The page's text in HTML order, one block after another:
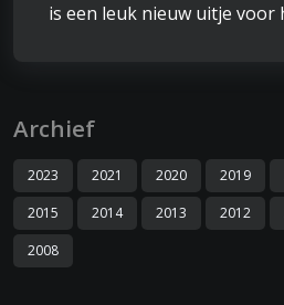
is een leuk nieuw uitje voor
Archief
2023 2021 2020 2019
2015
2014 2013 2012
2008